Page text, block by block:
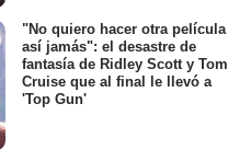
"No quiero hacer otra película
así jamás": el desastre de
fantasía de Ridley Scott y Tom
Cruise que al final le llevó a
'Top Gun'